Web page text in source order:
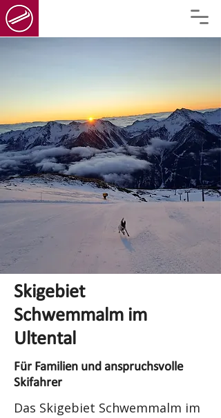
Skigebiet
Schwemmalm im
Ultental
Für Familien und anspruchsvolle
Skifahrer
Das Skigebiet Schwemmalm im